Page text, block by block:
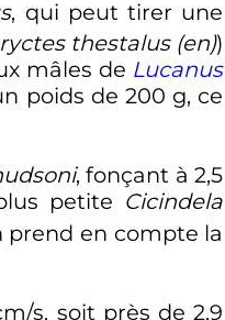
, qui peut tirer une
thestalus (en))
mâles de Lucanus
poids de 200 g, ce
, fonçant à2,5
petite Cicindela
prend en compte la
s, soit près de2,9